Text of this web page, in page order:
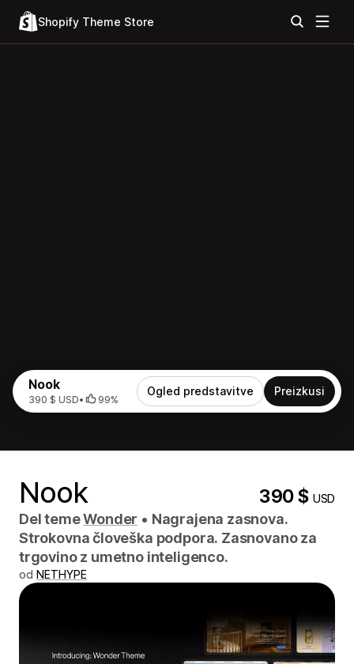
Shopify Theme Store
Nook
390 $ USD• 99%
Ogled predstavitve Preizkusi
Nook 390 $USD
Del temeWonder • Nagrajena zasnova.
Strokovna človeška podpora. Zasnovano za
trgovino z umetno inteligenco.
od NETHYPE